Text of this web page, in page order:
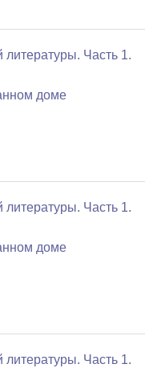
Часть 1.
доме
Часть 1.
доме
Часть 1.